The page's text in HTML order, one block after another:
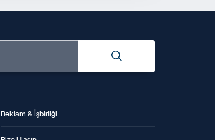
Reklam & İşbirliği